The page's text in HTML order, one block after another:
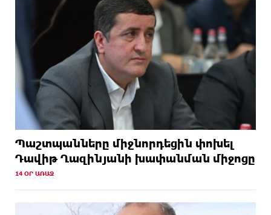
Պաշտպանները միջնորդեցին փոխել
Դավիթ Ղազինյանի խափանման միջոցը
14 ՕՐ ԱՌԱՋ